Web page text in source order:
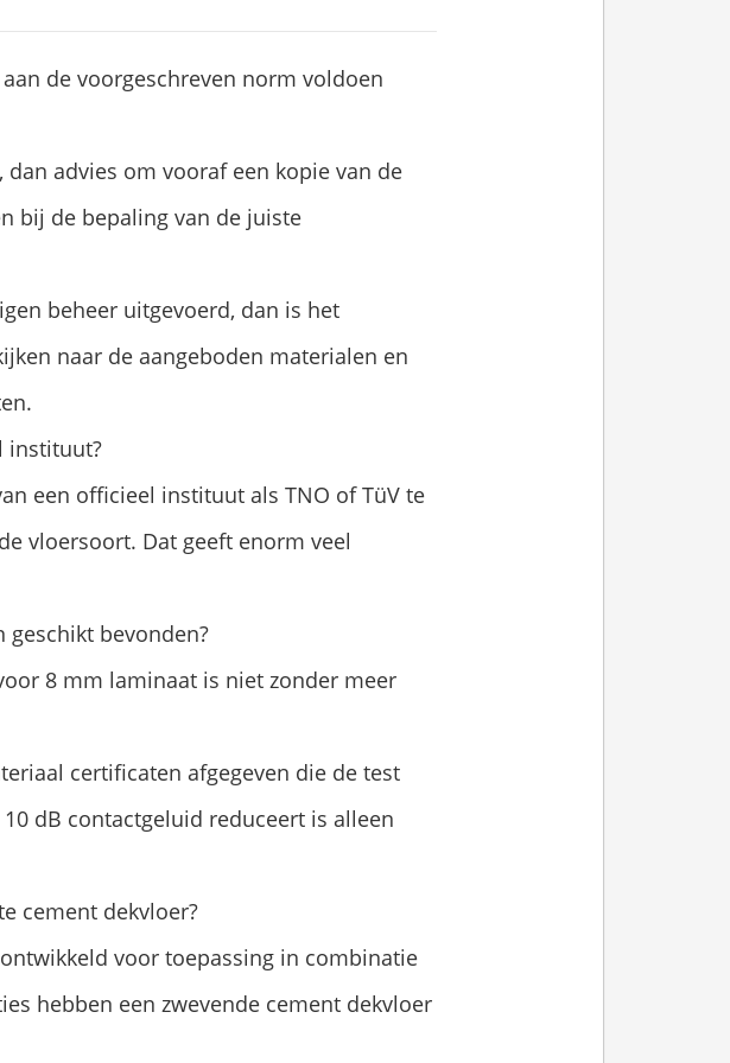
de voorgeschreven norm voldoen
advies om vooraf een kopie van de
bij de bepaling van de juiste
beheer uitgevoerd, dan is het
naar de aangeboden materialen en
instituut?
een officieel instituut als TNO of TüV te
vloersoort. Dat geeft enorm veel
geschikt bevonden?
8 mm laminaat is niet zonder meer
certificaten afgegeven die de test
dB contactgeluid reduceert is alleen
cement dekvloer?
voor toepassing in combinatie
hebben een zwevende cement dekvloer